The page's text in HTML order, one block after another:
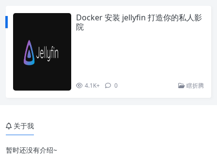
Docker 安装 jellyfin 打造你的私人影
院
4.1K+ 0 瞎折腾
关于我
暂时还没有介绍~